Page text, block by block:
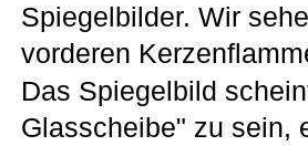
Spiegelbilder. Wir
vorderen
Das Spiegelbild
Glasscheibe" zu sein,